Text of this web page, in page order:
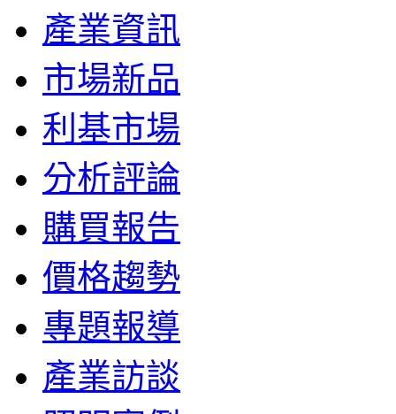
產業資訊
市場新品
利基市場
分析評論
購買報告
價格趨勢
專題報導
產業訪談